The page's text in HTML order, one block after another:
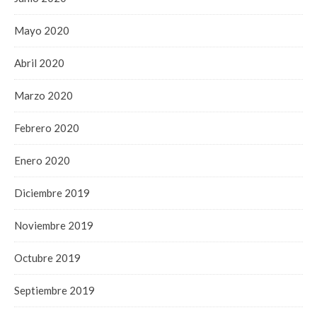
Mayo 2020
Abril 2020
Marzo 2020
Febrero 2020
Enero 2020
Diciembre 2019
Noviembre 2019
Octubre 2019
Septiembre 2019